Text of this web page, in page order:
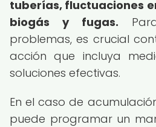
tuberías, fluctuaciones
biogás y fugas.
problemas, es crucial
acción que incluya
soluciones efectivas.
En el caso de
puede programar un